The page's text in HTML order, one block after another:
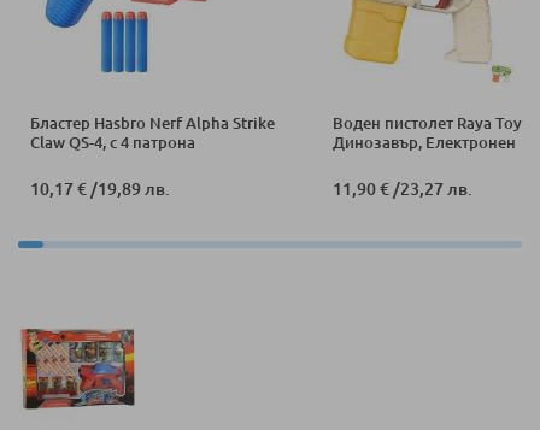
Бластер Hasbro Nerf Alpha Strike
Claw QS-4, с 4 патрона
10,17 €/19,89 лв.
Воден пистолет Raya Toys
Динозавър, Електронен
11,90 €/23,27 лв.